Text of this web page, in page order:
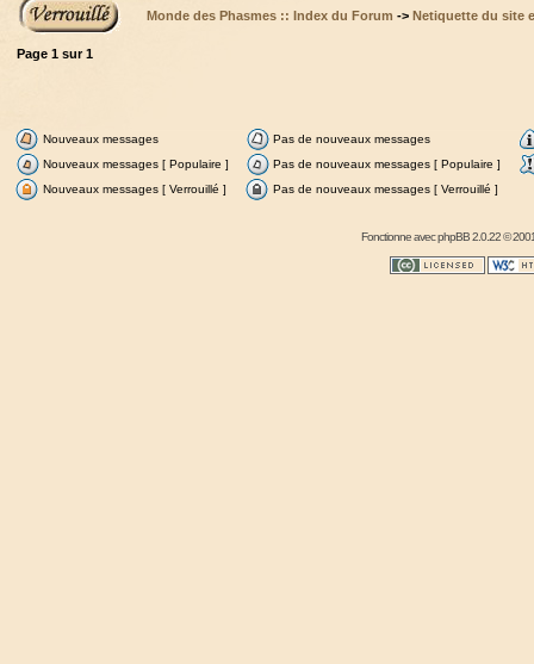
Monde des Phasmes :: Index du Forum -> Netiquette du site
Page 1 sur1
Nouveaux messages
Pas de nouveaux messages
Nouveaux messages [ Populaire ]
Pas de nouveaux messages [ Populaire ]
Nouveaux messages [ Verrouillé ]
Pas de nouveaux messages [ Verrouillé ]
Fonctionne avecphpBB2.0.22 ©